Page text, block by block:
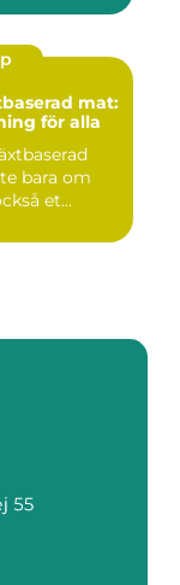
mat:
för alla
bara om
et...